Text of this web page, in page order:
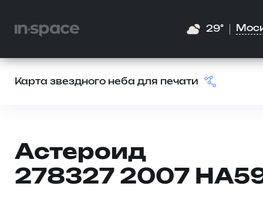
29°
Карта звездного неба для печати
Астероид
278327 2007